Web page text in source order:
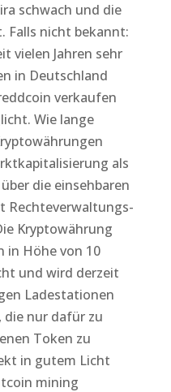
schwach und die
Falls nicht bekannt:
vielen Jahren sehr
in Deutschland
verkaufen
Wie lange
als
die einsehbaren
Rechteverwaltungs-
Kryptowährung
in Höhe von 10
und wird derzeit
Ladestationen
nur dafür zu
Token zu
in gutem Licht
mining